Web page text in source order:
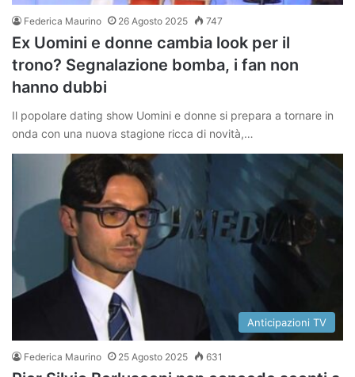
Federica Maurino 26 Agosto 2025 747
Ex Uomini e donne cambia look per il
trono? Segnalazione bomba, i fan non
hanno dubbi
Il popolare dating show Uomini e donne si prepara a tornare in
onda con una nuova stagione ricca di novità,…
Anticipazioni TV
Federica Maurino 25 Agosto 2025 631